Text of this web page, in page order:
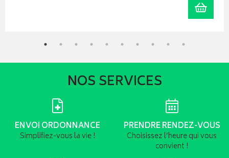
NOS SERVICES
ENVOI ORDONNANCE
Simplifiez-vous la vie !
PRENDRE RENDEZ-VOUS
Choisissez l’heure qui vous
convient !